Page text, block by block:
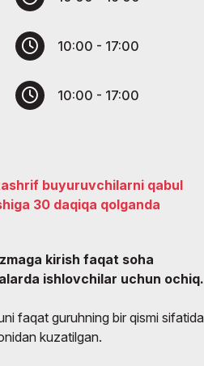
10:00 - 17:00
10:00 - 17:00
buyuruvchilarni qabul
30 daqiqa qolganda
kirish faqat soha
ishlovchilar uchun ochiq.
faqat guruhning bir qismi sifatida
kuzatilgan.